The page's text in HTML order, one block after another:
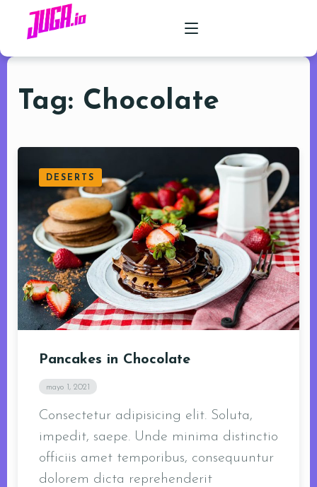
PRODUCTO
FAQ
Tag: Chocolate
DESERTS
Pancakes in Chocolate
mayo 1, 2021
Consectetur adipisicing elit. Soluta,
impedit, saepe. Unde minima distinctio
officiis amet temporibus, consequuntur
dolorem dicta reprehenderit